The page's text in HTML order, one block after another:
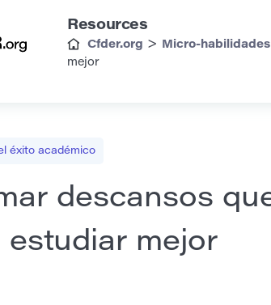
Resources
Cfder.org > Micro-
mejor
éxito académico
descansos
estudiar mejor